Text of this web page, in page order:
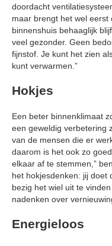
doordacht
maar brengt het wel
binnenshuis behaaglijk
veel gezonder. Geen
fijnstof. Je kunt het zien
kunt verwarmen.”
Hokjes
Een beter binnenklimaat
een geweldig verbetering
van de mensen die er
daarom is het ook zo
elkaar af te stemmen,”
het hokjesdenken: jij doet
bezig het wiel uit te
nadenken over
Energieloos